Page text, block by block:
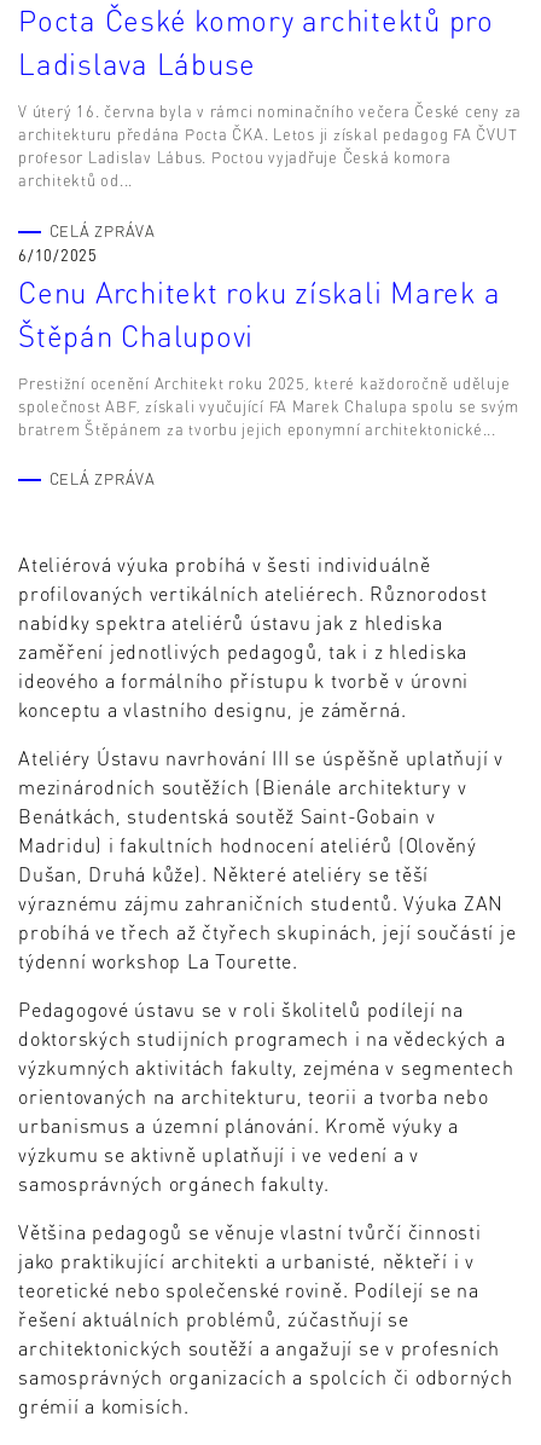
Pocta České komory architektů pro
Ladislava Lábuse
V úterý 16. června byla v rámci nominačního večera České ceny za
architekturu předána Pocta ČKA. Letos ji získal pedagog FA ČVUT
profesor Ladislav Lábus. Poctou vyjadřuje Česká komora
architektů od...
CELÁ ZPRÁVA
6/10/2025
Cenu Architekt roku získali Marek a
Štěpán Chalupovi
Prestižní ocenění Architekt roku 2025, které každoročně uděluje
společnost ABF, získali vyučující FA Marek Chalupa spolu se svým
bratrem Štěpánem za tvorbu jejich eponymní architektonické...
CELÁ ZPRÁVA
Ateliérová výuka probíhá v šesti individuálně
profilovaných vertikálních ateliérech. Různorodost
nabídky spektra ateliérů ústavu jak z hlediska
zaměření jednotlivých pedagogů, tak i z hlediska
ideového a formálního přístupu k tvorbě v úrovni
konceptu a vlastního designu, je záměrná.
Ateliéry Ústavu navrhování III se úspěšně uplatňují v
mezinárodních soutěžích (Bienále architektury v
Benátkách, studentská soutěž Saint-Gobain v
Madridu) i fakultních hodnocení ateliérů (Olověný
Dušan, Druhá kůže). Některé ateliéry se těší
výraznému zájmu zahraničních studentů. Výuka ZAN
probíhá ve třech až čtyřech skupinách, její součástí je
týdenní workshop La Tourette.
Pedagogové ústavu se v roli školitelů podílejí na
doktorských studijních programech i na vědeckých a
výzkumných aktivitách fakulty, zejména v segmentech
orientovaných na architekturu, teorii a tvorba nebo
urbanismus a územní plánování. Kromě výuky a
výzkumu se aktivně uplatňují i ve vedení a v
samosprávných orgánech fakulty.
Většina pedagogů se věnuje vlastní tvůrčí činnosti
jako praktikující architekti a urbanisté, někteří i v
teoretické nebo společenské rovině. Podílejí se na
řešení aktuálních problémů, zúčastňují se
architektonických soutěží a angažují se v profesních
samosprávných organizacích a spolcích či odborných
grémií a komisích.